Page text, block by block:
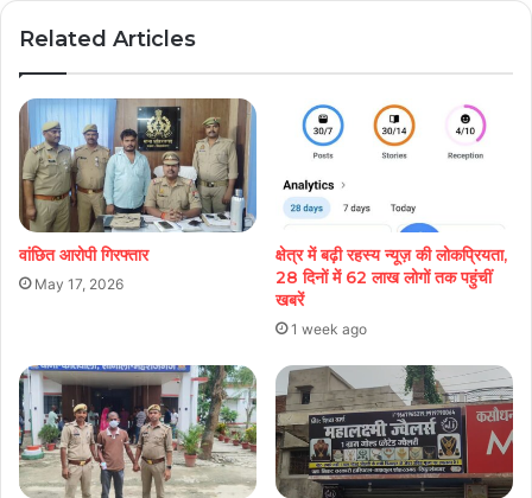
Related Articles
वांछित आरोपी गिरफ्तार
May 17, 2026
क्षेत्र में बढ़ी रहस्य न्यूज़ की लोकप्रियता,
28 दिनों में 62 लाख लोगों तक पहुंचीं
खबरें
1 week ago